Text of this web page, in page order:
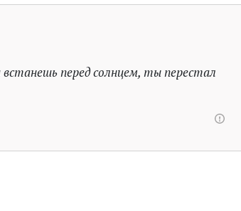
перед солнцем, ты перестал